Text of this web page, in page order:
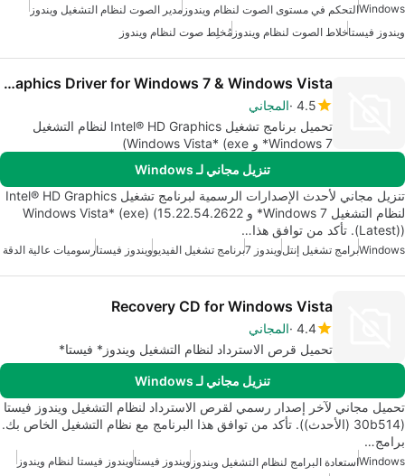
Windowsالتحكم في مستوى الصوت لنظام ويندوز مدير الصوت لنظام التشغيل ويندوز
ويندوز فيستاخلاط الصوت لنظام ويندوز مُخلِط صوت لنظام ويندوز
Intel HD Graphics Driver for Windows 7 & Windows Vista
4.5 المجاني
تحميل برنامج تشغيل Intel® HD Graphics لنظام التشغيل
Windows 7* و Windows Vista* (exe)
تنزيل مجاني لـ Windows
تنزيل مجاني لأحدث الإصدارات الرسمية لبرنامج تشغيل Intel® HD Graphics
لنظام التشغيل Windows 7* و Windows Vista* (exe) (15.22.54.2622
(Latest)). تأكد من توافق هذا…
Windowsبرامج تشغيل إنتلويندوز 7 برنامج تشغيل الفيديوويندوز فيستارسوميات عالية الدقة
Recovery CD for Windows Vista
4.4 المجاني
تحميل قرص الاسترداد لنظام التشغيل ويندوز* فيستا*
تنزيل مجاني لـ Windows
تحميل مجاني لآخر إصدار رسمي لقرص الاسترداد لنظام التشغيل ويندوز فيستا
(30b514 (الأحدث)). تأكد من توافق هذا البرنامج مع نظام التشغيل الخاص بك.
برامج…
Windowsاستعادة البرامج لنظام التشغيل ويندوز ويندوز فيستاويندوز فيستا لنظام ويندوز